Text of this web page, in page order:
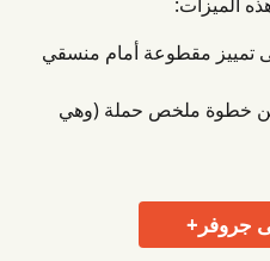
تمييز مقطوعة أمام منسقي
خطوة ملخص حملة (وهي
جروفر+